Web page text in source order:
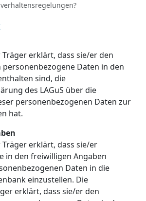
erklärt, dass sie/er den
personenbezogene Daten in den
des LAGuS über die
personenbezogenen Daten zur
hat.
erklärt, dass sie/er
in den freiwilligen Angaben
einzustellen. Die
erklärt, dass sie/er den